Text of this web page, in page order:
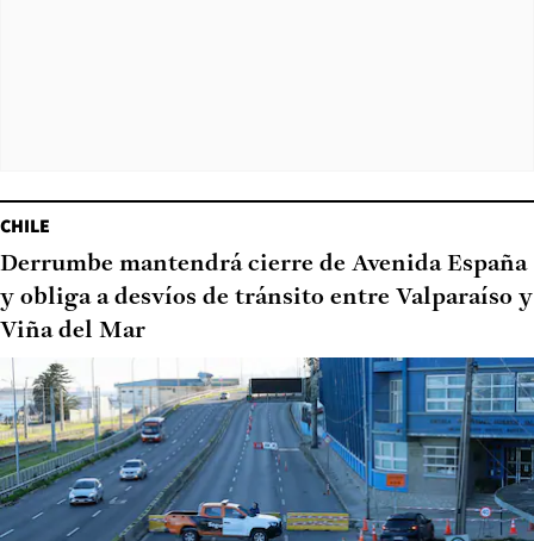
CHILE
Derrumbe mantendrá cierre de Avenida España
y obliga a desvíos de tránsito entre Valparaíso y
Viña del Mar